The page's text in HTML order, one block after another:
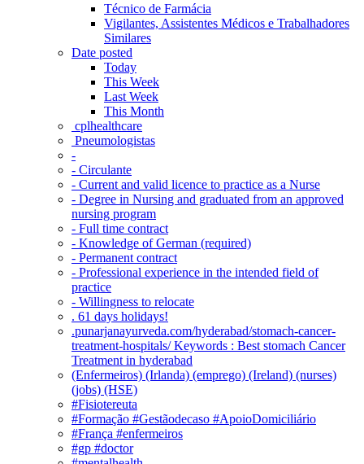
Técnico de Farmácia
Vigilantes, Assistentes Médicos e Trabalhadores
Similares
Date posted
Today
This Week
Last Week
This Month
‎ cplhealthcare‬
Pneumologistas
-
- Circulante
- Current and valid licence to practice as a Nurse
- Degree in Nursing and graduated from an approved
nursing program
- Full time contract
- Knowledge of German (required)
- Permanent contract
- Professional experience in the intended field of
practice
- Willingness to relocate
. 61 days holidays!
.punarjanayurveda.com/hyderabad/stomach-cancer-
treatment-hospitals/ Keywords : Best stomach Cancer
Treatment in hyderabad
(Enfermeiros) (Irlanda) (emprego) (Ireland) (nurses)
(jobs) (HSE)
#Fisiotereuta
#Formação #Gestãodecaso #ApoioDomiciliário
#França #enfermeiros
#gp #doctor